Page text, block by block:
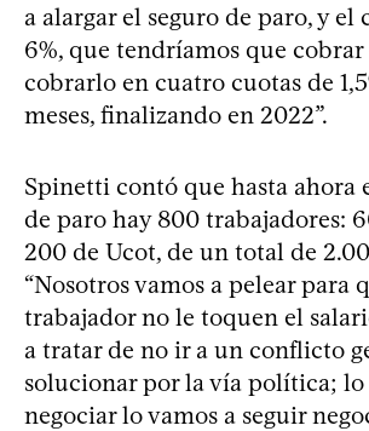
a alargar el seguro de paro, y el
6%, que tendríamos que
cobrarlo en cuatro cuotas de
meses, finalizando en 2022”.
Spinetti contó que hasta ahora
de paro hay 800 trabajadores:
200 de Ucot, de un total de
“Nosotros vamos a pelear para
trabajador no le toquen el
a tratar de no ir a un conflicto
solucionar por la vía política; lo
negociar lo vamos a seguir